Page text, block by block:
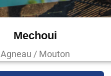
Mechoui
Agneau / Mouton